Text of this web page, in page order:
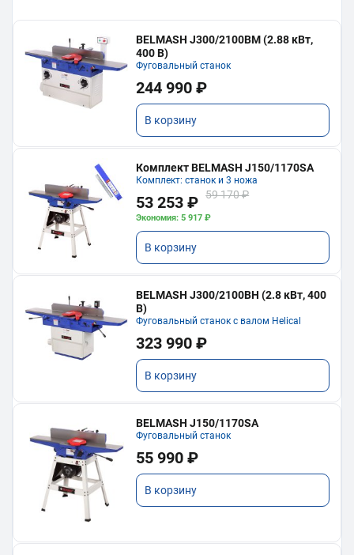
BELMASH J300/2100ВМ (2.88 кВт,
400 В)
Фуговальный станок
244 990 ₽
В корзину
Комплект BELMASH J150/1170SA
Комплект: станок и 3 ножа
53 253 ₽ 59 170 ₽
Экономия: 5 917 ₽
В корзину
BELMASH J300/2100ВH (2.8 кВт, 400
В)
Фуговальный станок с валом Helical
323 990 ₽
В корзину
BELMASH J150/1170SA
Фуговальный станок
55 990 ₽
В корзину